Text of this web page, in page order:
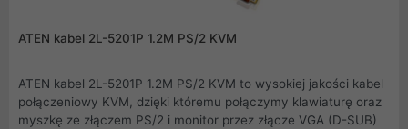
ATEN kabel 2L-5201P 1.2M PS/2 KVM
ATEN kabel 2L-5201P 1.2M PS/2 KVM to wysokiej jakości kabel
połączeniowy KVM, dzięki któremu połączymy klawiaturę oraz
myszkę ze złączem PS/2 i monitor przez złącze VGA (D-SUB)